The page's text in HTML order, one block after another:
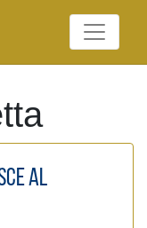
Italiana
al